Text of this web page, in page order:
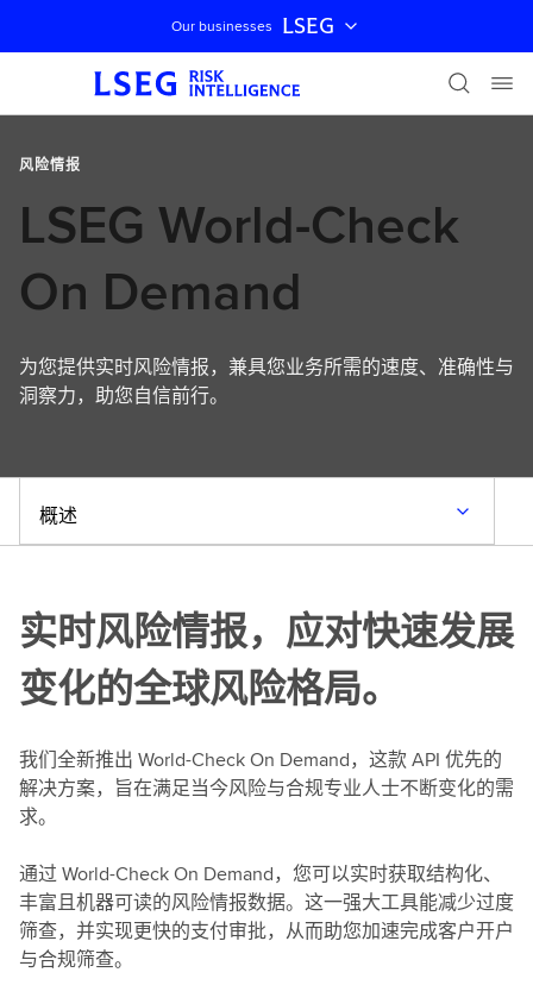
跳过导航
Our businesses LSEG
风险情报
LSEG World-Check
On Demand
为您提供实时风险情报，兼具您业务所需的速度、准确性与
洞察力，助您自信前行。
概述
实时风险情报，应对快速发展
变化的全球风险格局。
我们全新推出 World-Check On Demand，这款 API 优先的
解决方案，旨在满足当今风险与合规专业人士不断变化的需
求。
通过 World-Check On Demand，您可以实时获取结构化、
丰富且机器可读的风险情报数据。这一强大工具能减少过度
筛查，并实现更快的支付审批，从而助您加速完成客户开户
与合规筛查。